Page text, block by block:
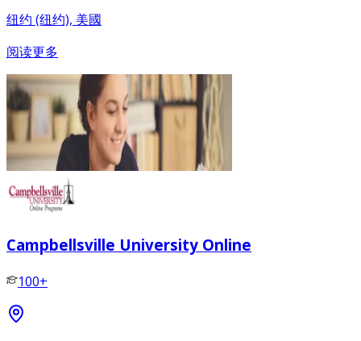
纽约 (纽约), 美國
阅读更多
Campbellsville University Online
100+